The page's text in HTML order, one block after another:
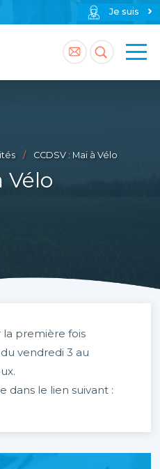
Je suis
Accéder
à
contact
Accéder
à
CCDSV : Mai à Vélo
Vélo
la première fois
vendredi 3 au
dans le lien suivant :